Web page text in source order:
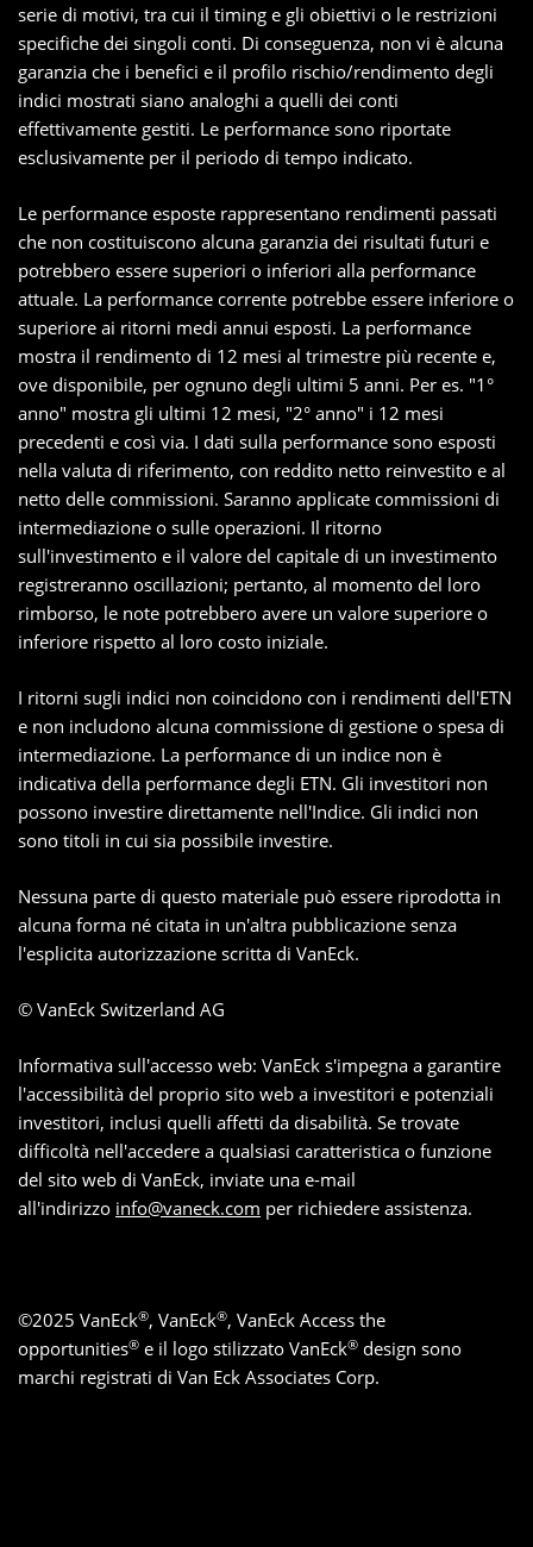
serie di motivi, tra cui il timing e gli obiettivi o le restrizioni
specifiche dei singoli conti. Di conseguenza, non vi è alcuna
garanzia che i benefici e il profilo rischio/rendimento degli
indici mostrati siano analoghi a quelli dei conti
effettivamente gestiti. Le performance sono riportate
esclusivamente per il periodo di tempo indicato.
Le performance esposte rappresentano rendimenti passati
che non costituiscono alcuna garanzia dei risultati futuri e
potrebbero essere superiori o inferiori alla performance
attuale. La performance corrente potrebbe essere inferiore o
superiore ai ritorni medi annui esposti. La performance
mostra il rendimento di 12 mesi al trimestre più recente e,
ove disponibile, per ognuno degli ultimi 5 anni. Per es. "1°
anno" mostra gli ultimi 12 mesi, "2° anno" i 12 mesi
precedenti e così via. I dati sulla performance sono esposti
nella valuta di riferimento, con reddito netto reinvestito e al
netto delle commissioni. Saranno applicate commissioni di
intermediazione o sulle operazioni. Il ritorno
sull'investimento e il valore del capitale di un investimento
registreranno oscillazioni; pertanto, al momento del loro
rimborso, le note potrebbero avere un valore superiore o
inferiore rispetto al loro costo iniziale.
I ritorni sugli indici non coincidono con i rendimenti dell'ETN
e non includono alcuna commissione di gestione o spesa di
intermediazione. La performance di un indice non è
indicativa della performance degli ETN. Gli investitori non
possono investire direttamente nell'Indice. Gli indici non
sono titoli in cui sia possibile investire.
Nessuna parte di questo materiale può essere riprodotta in
alcuna forma né citata in un'altra pubblicazione senza
l'esplicita autorizzazione scritta di VanEck.
© VanEck Switzerland AG
Informativa sull'accesso web: VanEck s'impegna a garantire
l'accessibilità del proprio sito web a investitori e potenziali
investitori, inclusi quelli affetti da disabilità. Se trovate
difficoltà nell'accedere a qualsiasi caratteristica o funzione
del sito web di VanEck, inviate una e-mail
all'indirizzo info@vaneck.com per richiedere assistenza.
©2025 VanEck®, VanEck®, VanEck Access the
opportunities® e il logo stilizzato VanEck® design sono
marchi registrati di Van Eck Associates Corp.